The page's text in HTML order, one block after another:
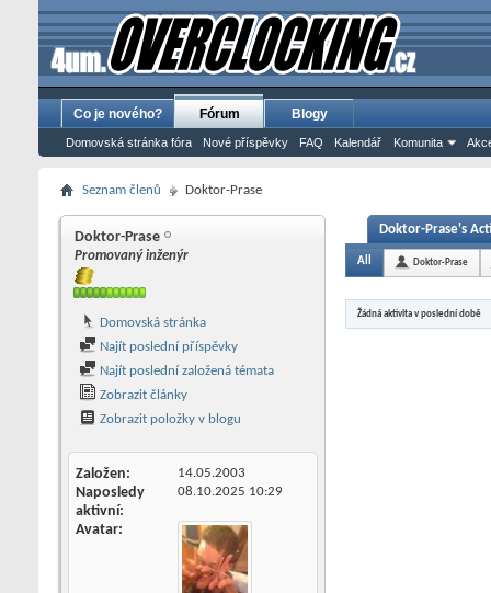
Co je nového? Fórum
Domovská stránka fóra Nové příspěvky FAQ Kalendář Komunita
Blogy
Seznam členů Doktor-Prase
Doktor-Prase
Promovaný inženýr
Domovská stránka
Najít poslední příspěvky
Najít poslední založená témata
Zobrazit články
Zobrazit položky v blogu
Založen 14.05.2003
Naposledy
aktivní
08.10.2025 10:29
Avatar
Doktor-Prase's
All Doktor-Prase
Žádná aktivita v poslední době